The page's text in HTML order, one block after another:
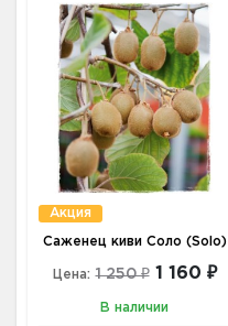
Акция
Саженец киви Соло (Solo)
Цена: 1 250 ₽ 1 160 ₽
В наличии